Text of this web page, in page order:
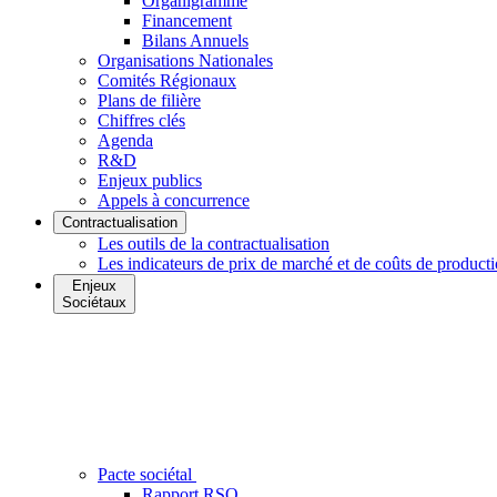
Financement
Bilans Annuels
Organisations Nationales
Comités Régionaux
Plans de filière
Chiffres clés
Agenda
R&D
Enjeux publics
Appels à concurrence
Contractualisation
Les outils de la contractualisation
Les indicateurs de prix de marché et de coûts de
Enjeux
Sociétaux
Pacte sociétal